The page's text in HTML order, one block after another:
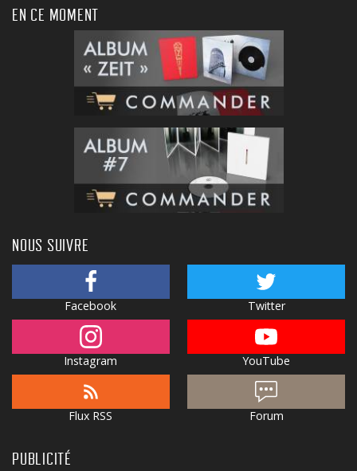
EN CE MOMENT
NOUS SUIVRE
Facebook Twitter
Instagram YouTube
Flux RSS Forum
PUBLICITÉ